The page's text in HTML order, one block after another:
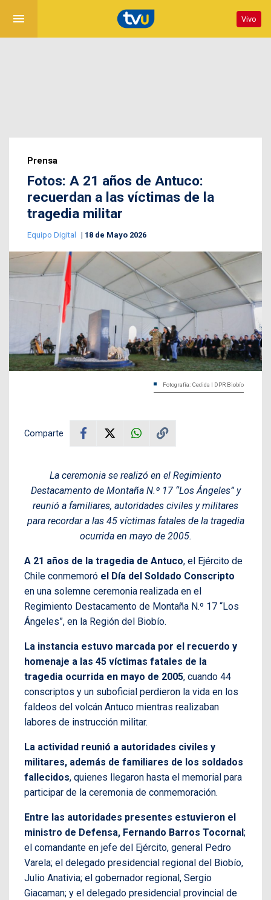
menu Vivo
Prensa
Fotos: A 21 años de Antuco:
recuerdan a las víctimas de la
tragedia militar
Equipo Digital 18 de Mayo 2026
Fotografía: Cedida | DPR Biobío
Comparte
La ceremonia se realizó en el Regimiento
Destacamento de Montaña N.º 17 “Los Ángeles” y
reunió a familiares, autoridades civiles y militares
para recordar a las 45 víctimas fatales de la tragedia
ocurrida en mayo de 2005.
A 21 años de la tragedia de Antuco, el Ejército de
Chile conmemoró el Día del Soldado Conscripto
en una solemne ceremonia realizada en el
Regimiento Destacamento de Montaña N.º 17 “Los
Ángeles”, en la Región del Biobío.
La instancia estuvo marcada por el recuerdo y
homenaje a las 45 víctimas fatales de la
tragedia ocurrida en mayo de 2005, cuando 44
conscriptos y un suboficial perdieron la vida en los
faldeos del volcán Antuco mientras realizaban
labores de instrucción militar.
La actividad reunió a autoridades civiles y
militares, además de familiares de los soldados
fallecidos, quienes llegaron hasta el memorial para
participar de la ceremonia de conmemoración.
Entre las autoridades presentes estuvieron el
ministro de Defensa, Fernando Barros Tocornal;
el comandante en jefe del Ejército, general Pedro
Varela; el delegado presidencial regional del Biobío,
Julio Anativia; el gobernador regional, Sergio
Giacaman; y el delegado presidencial provincial de